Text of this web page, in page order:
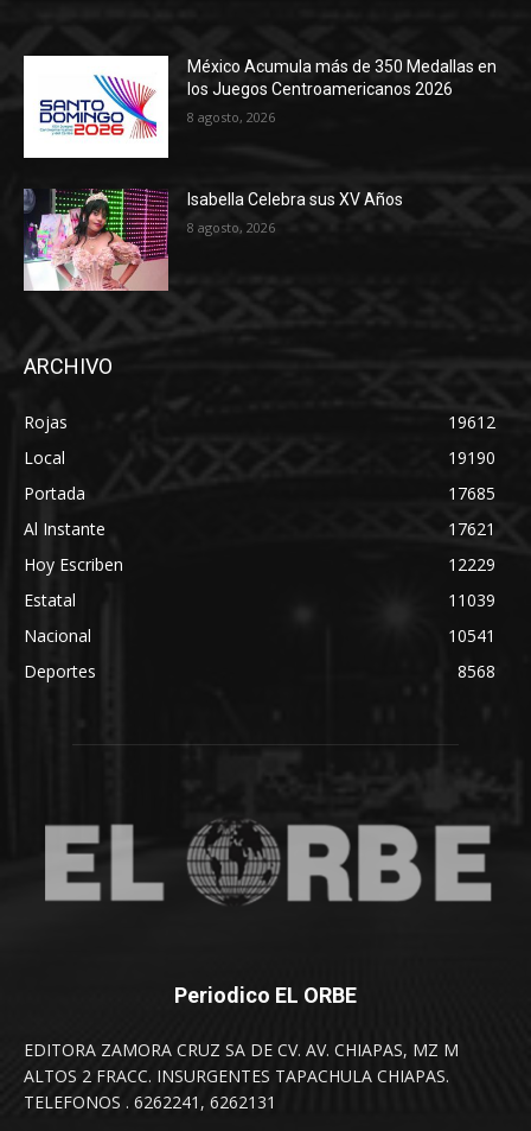
México Acumula más de 350 Medallas en
los Juegos Centroamericanos 2026
8 agosto, 2026
Isabella Celebra sus XV Años
8 agosto, 2026
ARCHIVO
Rojas
19612
Local
19190
Portada
17685
Al Instante
17621
Hoy Escriben
12229
Estatal
11039
Nacional
10541
Deportes
8568
Periodico EL ORBE
EDITORA ZAMORA CRUZ SA DE CV. AV. CHIAPAS, MZ M
ALTOS 2 FRACC. INSURGENTES TAPACHULA CHIAPAS.
TELEFONOS . 6262241, 6262131